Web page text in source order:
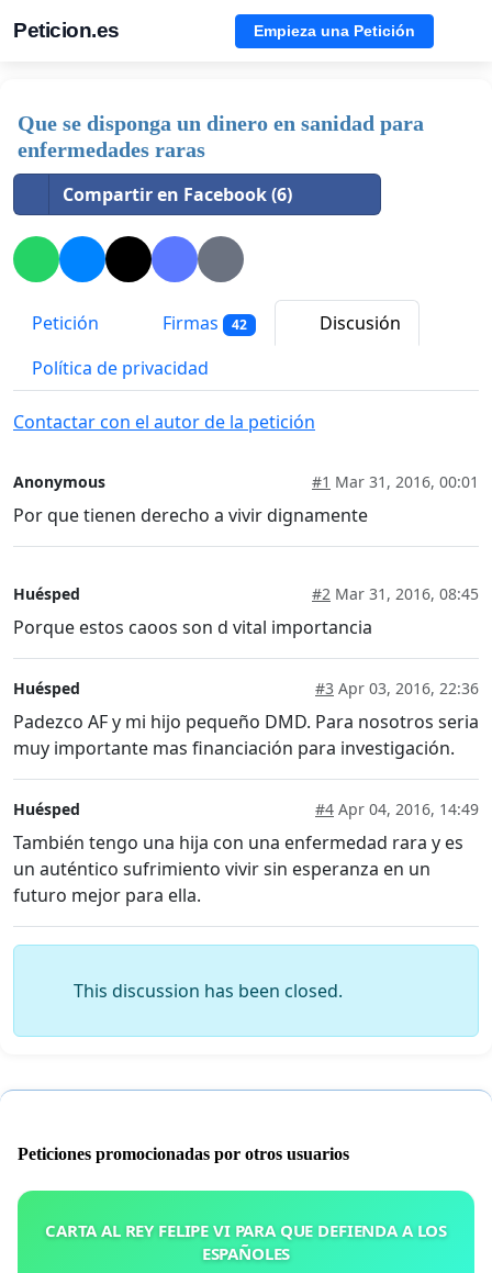
Peticion.es Empieza una Petición
Que se disponga un dinero en sanidad para
enfermedades raras
Compartir en Facebook (6)
Petición Firmas 42
Discusión
Política de privacidad
Contactar con el autor de la petición
Anonymous #1 Mar 31, 2016, 00:01
Por que tienen derecho a vivir dignamente
Huésped #2 Mar 31, 2016, 08:45
Porque estos caoos son d vital importancia
Huésped #3 Apr 03, 2016, 22:36
Padezco AF y mi hijo pequeño DMD. Para nosotros seria
muy importante mas financiación para investigación.
Huésped #4 Apr 04, 2016, 14:49
También tengo una hija con una enfermedad rara y es
un auténtico sufrimiento vivir sin esperanza en un
futuro mejor para ella.
This discussion has been closed.
Peticiones promocionadas por otros usuarios
CARTA AL REY FELIPE VI PARA QUE DEFIENDA A LOS
ESPAÑOLES